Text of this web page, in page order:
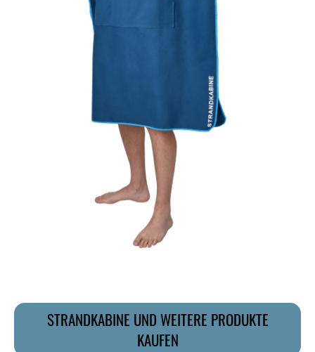
STRANDKABINE UND WEITERE PRODUKTE
KAUFEN